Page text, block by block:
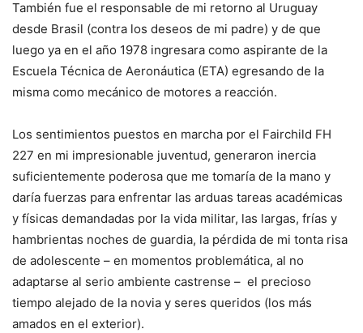
También fue el responsable de mi retorno al Uruguay
desde Brasil (contra los deseos de mi padre) y de que
luego ya en el año 1978 ingresara como aspirante de la
Escuela Técnica de Aeronáutica (ETA) egresando de la
misma como mecánico de motores a reacción.
Los sentimientos puestos en marcha por el Fairchild FH
227 en mi impresionable juventud, generaron inercia
suficientemente poderosa que me tomaría de la mano y
daría fuerzas para enfrentar las arduas tareas académicas
y físicas demandadas por la vida militar, las largas, frías y
hambrientas noches de guardia, la pérdida de mi tonta risa
de adolescente – en momentos problemática, al no
adaptarse al serio ambiente castrense – el precioso
tiempo alejado de la novia y seres queridos (los más
amados en el exterior).